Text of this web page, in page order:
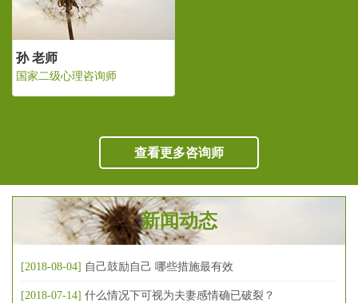
查看更多咨询师
新闻动态
[2018-08-04] 自己鼓励自己 哪些措施最有效
[2018-07-14] 什么情况下可视为夫妻感情确已破裂？